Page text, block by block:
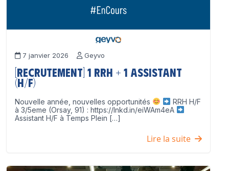
7 janvier 2026 Geyvo
[Recrutement] 1 RRH + 1 Assistant
(H/F)
Nouvelle année, nouvelles opportunités
RRH H/F
à 3/5eme (Orsay, 91) : https://lnkd.in/eiWAm4eA
Assistant H/F à Temps Plein […]
Lire la suite